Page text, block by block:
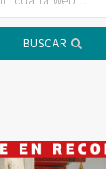
BUSCAR